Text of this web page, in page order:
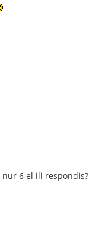
nur 6 el ili respondis?